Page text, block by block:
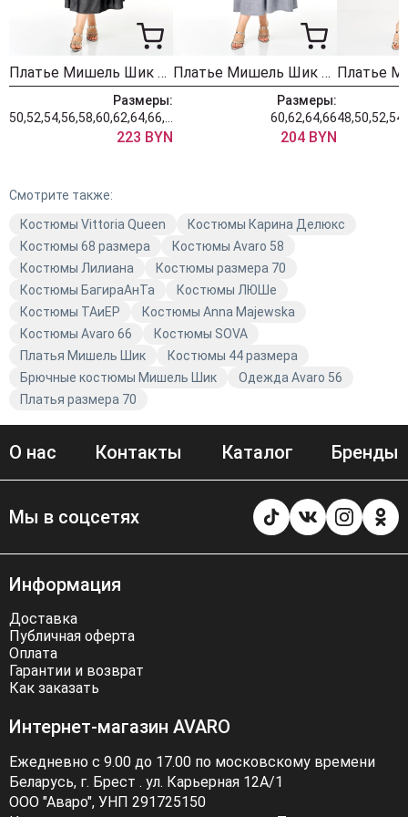
Платье Мишель Шик 2132-2 мокрый асфальт
Размеры:
223 BYN
Платье Мишель Шик 2132-1 серый кварц
Размеры:
60,62,64,66
204 BYN
Смотрите также:
Костюмы Vittoria Queen
Костюмы Карина Делюкс
Костюмы 68 размера
Костюмы Avaro 58
Костюмы Лилиана
Костюмы размера 70
Костюмы БагираАнТа
Костюмы ЛЮШе
Костюмы TAиЕР
Костюмы Anna Majewska
Костюмы Avaro 66
Костюмы SOVA
Платья Мишель Шик
Костюмы 44 размера
Брючные костюмы Мишель Шик
Одежда Avaro 56
Платья размера 70
О нас Контакты Каталог Бренды
Мы в соцсетях
Информация
Доставка
Публичная оферта
Оплата
Гарантии и возврат
Как заказать
Интернет-магазин AVARO
Ежедневно с 9.00 до 17.00 по московскому времени
Беларусь, г. Брест . ул. Карьерная 12А/1
ООО "Аваро", УНП 291725150